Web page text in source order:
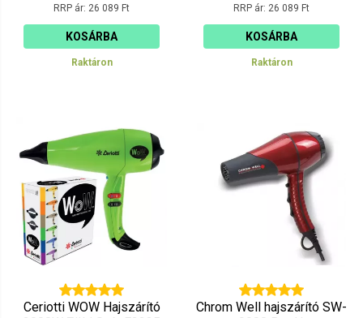
RRP ár: 26 089 Ft
KOSÁRBA
Raktáron
RRP ár: 26 089 Ft
KOSÁRBA
Raktáron
Ceriotti WOW Hajszárító
Chrom Well hajszárító SW-